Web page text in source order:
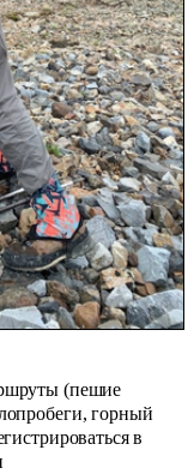
(пешие
горный
в